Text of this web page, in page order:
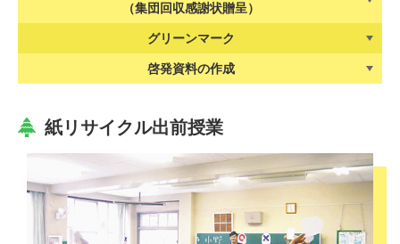
（集団回収感謝状贈呈）
グリーンマーク
啓発資料の作成
紙リサイクル出前授業